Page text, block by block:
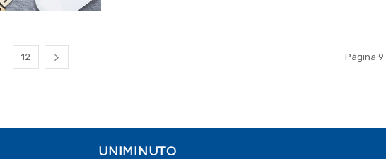
12 Página 9
UNIMINUTO